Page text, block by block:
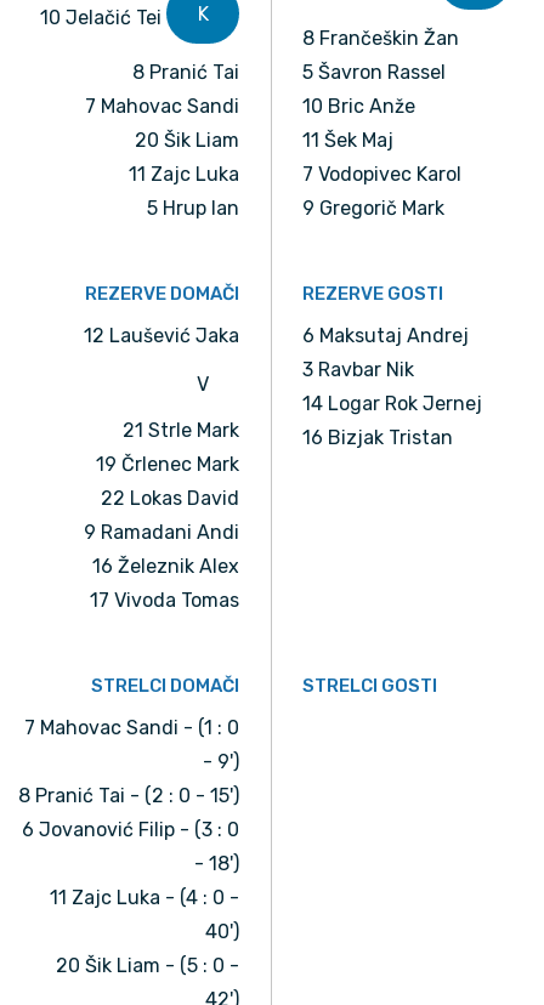
10 Jelačić Tei K
8 Pranić Tai
7 Mahovac Sandi
20 Šik Liam
11 Zajc Luka
5 Hrup Ian
8 Frančeškin Žan
5 Šavron Rassel
10 Bric Anže
11 Šek Maj
7 Vodopivec Karol
9 Gregorič Mark
REZERVE DOMAČI
12 Laušević Jaka
V
21 Strle Mark
19 Črlenec Mark
22 Lokas David
9 Ramadani Andi
16 Železnik Alex
17 Vivoda Tomas
REZERVE GOSTI
6 Maksutaj Andrej
3 Ravbar Nik
14 Logar Rok Jernej
16 Bizjak Tristan
STRELCI DOMAČI
7 Mahovac Sandi - (1 : 0
- 9')
8 Pranić Tai - (2 : 0 - 15')
6 Jovanović Filip - (3 : 0
- 18')
11 Zajc Luka - (4 : 0 -
40')
20 Šik Liam - (5 : 0 -
42')
STRELCI GOSTI